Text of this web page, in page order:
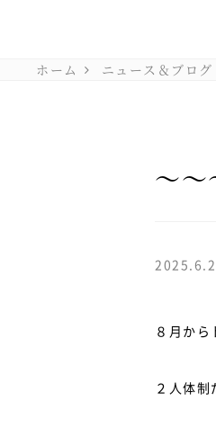
ホーム ニュース＆ブログ
～～
８月から
２人体